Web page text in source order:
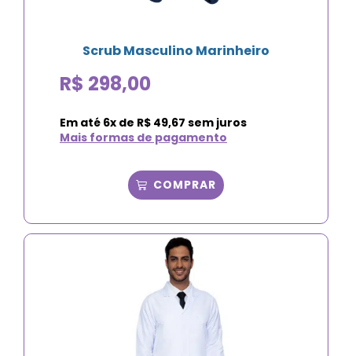
Scrub Masculino Marinheiro
R$ 298,00
Em até 6x de R$ 49,67 sem juros
Mais formas de pagamento
COMPRAR